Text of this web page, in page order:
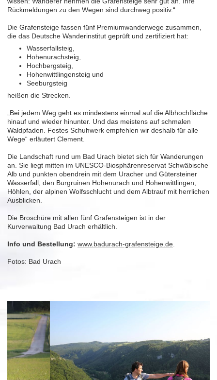
Rückmeldungen zu den Wegen sind durchweg positiv.“
Die Grafensteige fassen fünf Premiumwanderwege zusammen,
die das Deutsche Wanderinstitut geprüft und zertifiziert hat:
Wasserfallsteig,
Hohenurachsteig,
Hochbergsteig,
Hohenwittlingensteig und
Seeburgsteig
heißen die Strecken.
„Bei jedem Weg geht es mindestens einmal auf die Albhochfläche
hinauf und wieder hinunter. Und das meistens auf schmalen
Waldpfaden. Festes Schuhwerk empfehlen wir deshalb für alle
Wege“ erläutert Clement.
Die Landschaft rund um Bad Urach bietet sich für Wanderungen
an. Sie liegt mitten im UNESCO-Biosphärenreservat Schwäbische
Alb und punkten obendrein mit dem Uracher und Gütersteiner
Wasserfall, den Burgruinen Hohenurach und Hohenwittlingen,
Höhlen, der alpinen Wolfsschlucht und dem Albtrauf mit herrlichen
Ausblicken.
Die Broschüre mit allen fünf Grafensteigen ist in der
Kurverwaltung Bad Urach erhältlich.
Info und Bestellung: www.badurach-grafensteige.de
Fotos: Bad Urach